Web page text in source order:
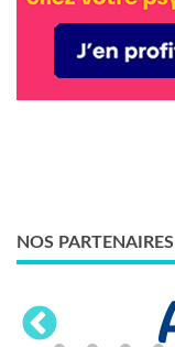
NOS PARTENAIRES